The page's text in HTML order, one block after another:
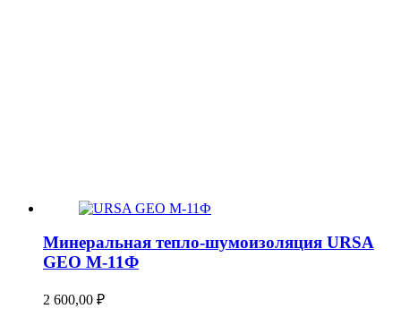
Минеральная тепло-шумоизоляция URSA
GEO М-11Ф
2 600,00 ₽